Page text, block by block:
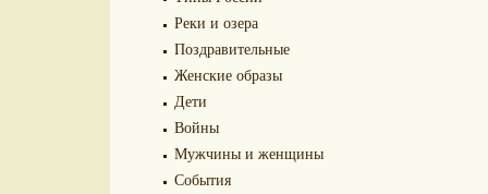
Реки и озера
Поздравительные
Женские образы
Дети
Войны
Мужчины и женщины
События